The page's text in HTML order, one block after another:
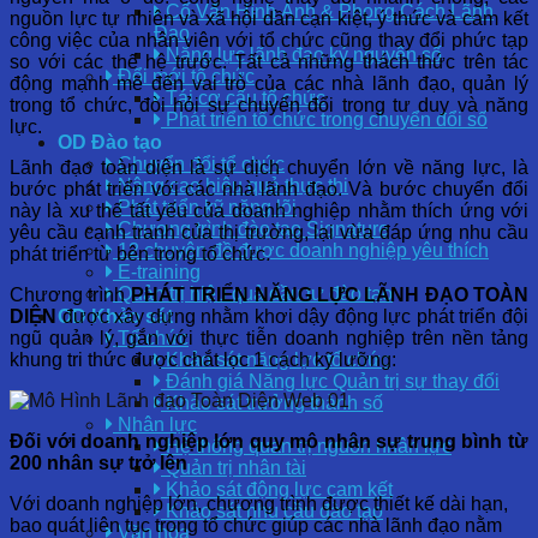
Cố Vấn Hình Ảnh & Phong Cách Lãnh
Đạo
Năng lực lãnh đạo kỷ nguyên số
Đổi mới tổ chức
Tái cơ cấu tổ chức
Phát triển tổ chức trong chuyển đổi số
OD Đào tạo
Chuyển đổi tổ chức
Nâng cao hiệu quả thực thi
Phát triển kỹ năng lõi
Chương trình đào tạo Signature
12 chuyên đề được doanh nghiệp yêu thích
E-training
Quản trị hiệu quả đầu tư đào tạo
OD Khảo sát
Tổ chức
Khảo sát năng lực tổ chức
Đánh giá Năng lực Quản trị sự thay đổi
Khảo sát trưởng thành số
Nhân lực
Hệ thống quản trị nguồn nhân lực
Quản trị nhân tài
Khảo sát động lực cam kết
Khảo sát nhu cầu đào tạo
Văn hóa
nguồn lực tự nhiên và xã hội dần cạn kiệt, ý thức và cam kết
công việc của nhân viên với tổ chức cũng thay đổi phức tạp
so với các thế hệ trước. Tất cả những thách thức trên tác
động mạnh mẽ đến vai trò của các nhà lãnh đạo, quản lý
trong tổ chức, đòi hỏi sự chuyển đổi trong tư duy và năng
lực.
Lãnh đạo toàn diện là sự dịch chuyển lớn về năng lực, là
bước phát triển với các nhà lãnh đạo. Và bước chuyển đổi
này là xu thế tất yếu của doanh nghiệp nhằm thích ứng với
yêu cầu cạnh tranh của thị trường, lại vừa đáp ứng nhu cầu
phát triển từ bên trong tổ chức.
Chương trìnhPHÁT TRIỂN NĂNG LỰC LÃNH ĐẠO TOÀN
DIỆNđược xây dựng nhằm khơi dậy động lực phát triển đội
ngũ quản lý, gắn với thực tiễn doanh nghiệp trên nền tảng
khung tri thức được chắt lọc 1 cách kỹ lưỡng:
Đối với doanh nghiệp lớn quy mô nhân sự trung bình từ
200 nhân sự trở lên
Với doanh nghiệp lớn, chương trình được thiết kế dài hạn,
bao quát liên tục trong tổ chức giúp các nhà lãnh đạo nằm